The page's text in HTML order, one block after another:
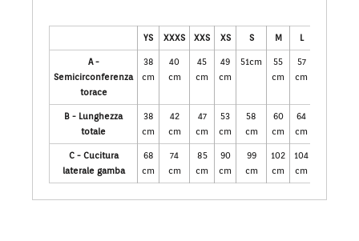
YS XXXS XXS XS S M L
A -
Semicirconferenza
torace
38
cm
40
cm
45
cm
49
cm
51cm
55
cm
57
cm
B - Lunghezza
totale
38
cm
42
cm
47
cm
53
cm
58
cm
60
cm
64
cm
C - Cucitura
laterale gamba
68
cm
74
cm
85
cm
90
cm
99
cm
102
cm
104
cm